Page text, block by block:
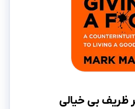
ظریف بی خیالی